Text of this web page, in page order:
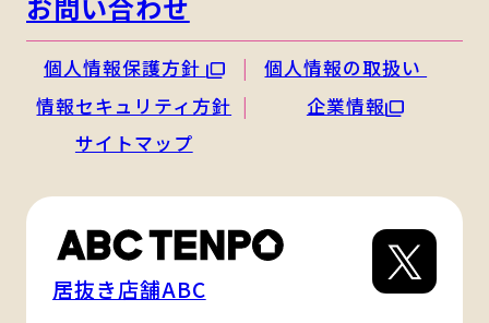
個人情報保護方針
個人情報の取扱い
情報セキュリティ方針
企業情報
サイトマップ
居抜き店舗ABC